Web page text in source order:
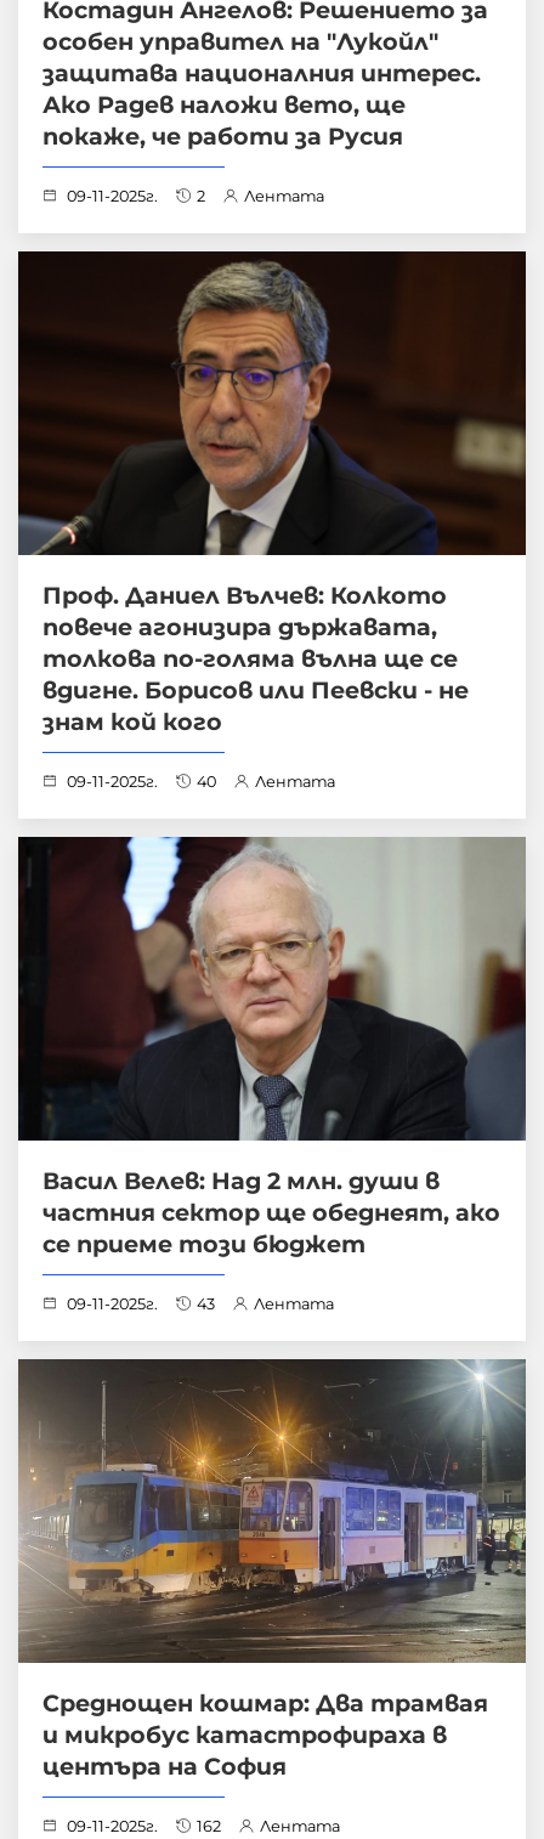
Костадин Ангелов: Решението за
особен управител на "Лукойл"
защитава националния интерес.
Ако Радев наложи вето, ще
покаже, че работи за Русия
09-11-2025г. 2 Лентата
Проф. Даниел Вълчев: Колкото
повече агонизира държавата,
толкова по-голяма вълна ще се
вдигне. Борисов или Пеевски - не
знам кой кого
09-11-2025г. 40 Лентата
Васил Велев: Над 2 млн. души в
частния сектор ще обеднеят, ако
се приеме този бюджет
09-11-2025г. 43 Лентата
Среднощен кошмар: Два трамвая
и микробус катастрофираха в
центъра на София
09-11-2025г. 162 Лентата